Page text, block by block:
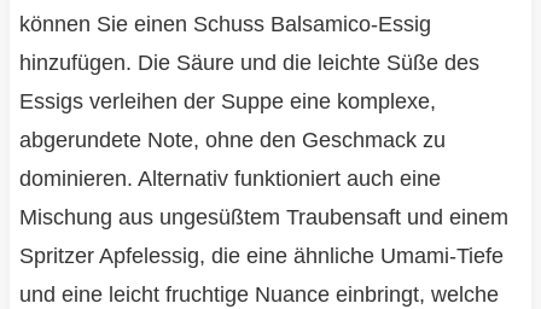
können Sie einen Schuss Balsamico-Essig
hinzufügen. Die Säure und die leichte Süße des
Essigs verleihen der Suppe eine komplexe,
abgerundete Note, ohne den Geschmack zu
dominieren. Alternativ funktioniert auch eine
Mischung aus ungesüßtem Traubensaft und einem
Spritzer Apfelessig, die eine ähnliche Umami-Tiefe
und eine leicht fruchtige Nuance einbringt, welche